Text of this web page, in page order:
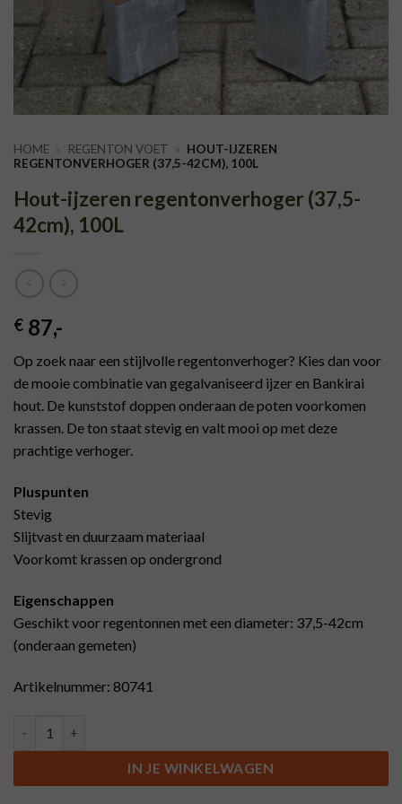
HOME » REGENTON VOET » HOUT-IJZEREN
REGENTONVERHOGER (37,5-42CM), 100L
Hout-ijzeren regentonverhoger (37,5-
42cm), 100L
€ 87,-
Op zoek naar een stijlvolle regentonverhoger? Kies dan voor
de mooie combinatie van gegalvaniseerd ijzer en Bankirai
hout. De kunststof doppen onderaan de poten voorkomen
krassen. De ton staat stevig en valt mooi op met deze
prachtige verhoger.
Pluspunten
Stevig
Slijtvast en duurzaam materiaal
Voorkomt krassen op ondergrond
Eigenschappen
Geschikt voor regentonnen met een diameter: 37,5-42cm
(onderaan gemeten)
Artikelnummer: 80741
IN JE WINKELWAGEN